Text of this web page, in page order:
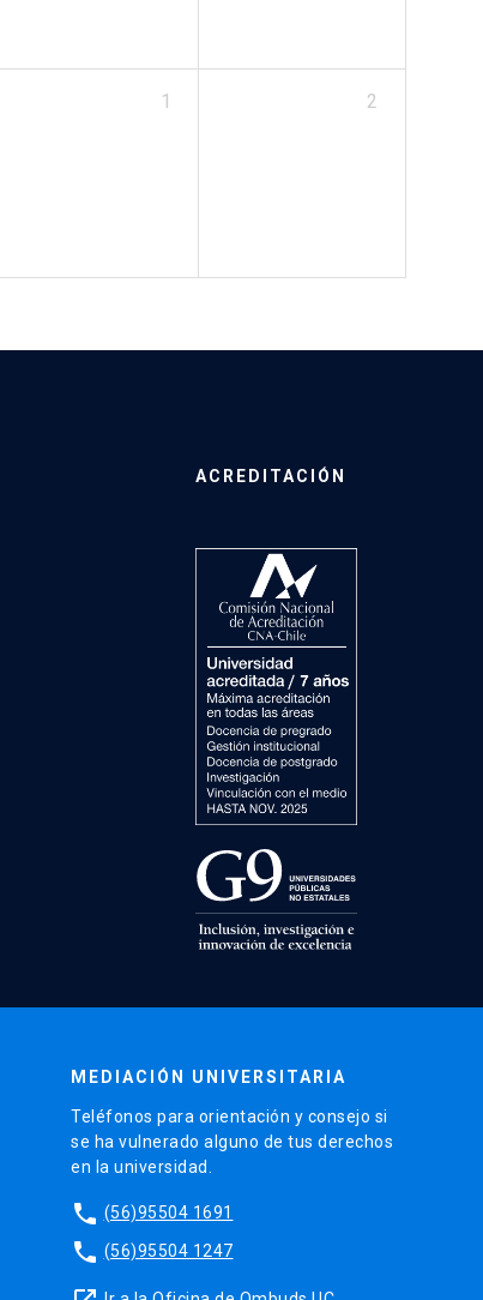
1 2
ACREDITACIÓN
MEDIACIÓN UNIVERSITARIA
Teléfonos para orientación y consejo si
se ha vulnerado alguno de tus derechos
en la universidad.
phone (56)95504 1691
phone (56)95504 1247